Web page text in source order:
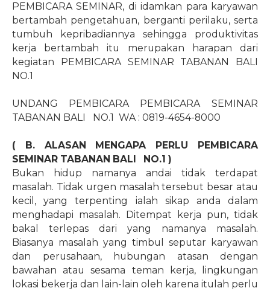
PEMBICARA SEMINAR, di idamkan para karyawan
bertambah pengetahuan, berganti perilaku, serta
tumbuh kepribadiannya sehingga produktivitas
kerja bertambah itu merupakan harapan dari
kegiatan PEMBICARA SEMINAR TABANAN BALI
NO.1
UNDANG PEMBICARA PEMBICARA SEMINAR
TABANAN BALI NO.1 WA : 0819-4654-8000
( B. ALASAN MENGAPA PERLU PEMBICARA
SEMINAR TABANAN BALI NO.1 )
Bukan hidup namanya andai tidak terdapat
masalah. Tidak urgen masalah tersebut besar atau
kecil, yang terpenting ialah sikap anda dalam
menghadapi masalah. Ditempat kerja pun, tidak
bakal terlepas dari yang namanya masalah.
Biasanya masalah yang timbul seputar karyawan
dan perusahaan, hubungan atasan dengan
bawahan atau sesama teman kerja, lingkungan
lokasi bekerja dan lain-lain oleh karena itulah perlu